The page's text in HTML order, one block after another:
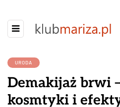
URODA
Demakijaż brwi
kosmtyki i